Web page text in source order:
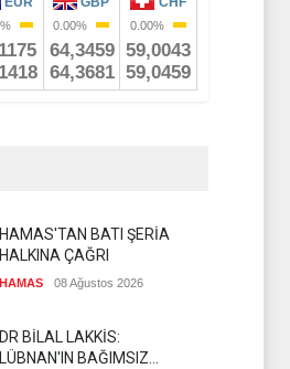
HAMAS'TAN BATI ŞERİA
HALKINA ÇAĞRI
HAMAS 08 Ağustos 2026
DR BİLAL LAKKİS:
LÜBNAN'IN BAĞIMSIZ